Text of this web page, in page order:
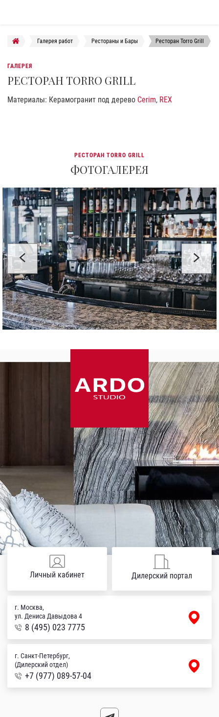
Галерея работ Рестораны и Бары Ресторан Torro Grill
ГАЛЕРЕЯ
РЕСТОРАН TORRO GRILL
Материалы: Керамогранит под дерево Cerim, REX
РЕСТОРАН TORRO GRILL
ФОТОГАЛЕРЕЯ
г. Москва,
ул. Дениса Давыдова 4
8 (495) 023 7775
г. Санкт-Петербург,
(Дилерский отдел)
+7 (977) 089-57-04
Личный кабинет Дилерский портал